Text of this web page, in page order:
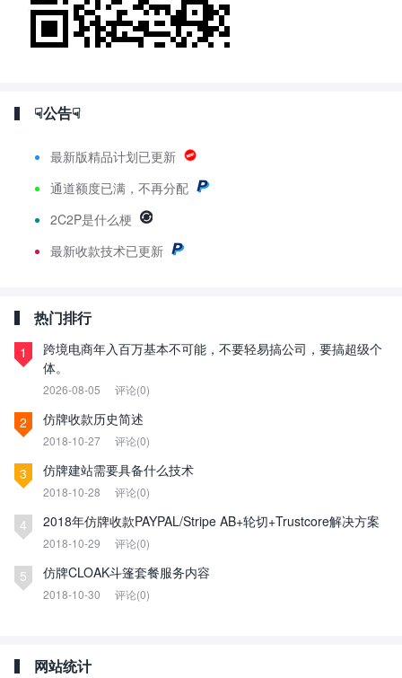
☟公告☟
最新版精品计划已更新
通道额度已满，不再分配
2C2P是什么梗
最新收款技术已更新
热门排行
1
跨境电商年入百万基本不可能，不要轻易搞公司，要搞超级个
体。
2026-08-05 评论(0)
2 仿牌收款历史简述
2018-10-27 评论(0)
3 仿牌建站需要具备什么技术
2018-10-28 评论(0)
4 2018年仿牌收款PAYPAL/Stripe AB+轮切+Trustcore解决方案
2018-10-29 评论(0)
5 仿牌CLOAK斗篷套餐服务内容
2018-10-30 评论(0)
网站统计